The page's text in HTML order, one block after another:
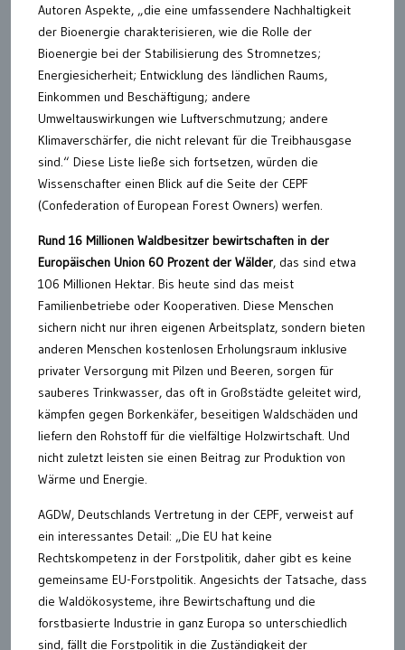
Autoren Aspekte, „die eine umfassendere Nachhaltigkeit
der Bioenergie charakterisieren, wie die Rolle der
Bioenergie bei der Stabilisierung des Stromnetzes;
Energiesicherheit; Entwicklung des ländlichen Raums,
Einkommen und Beschäftigung; andere
Umweltauswirkungen wie Luftverschmutzung; andere
Klimaverschärfer, die nicht relevant für die Treibhausgase
sind.“ Diese Liste ließe sich fortsetzen, würden die
Wissenschafter einen Blick auf die Seite der CEPF
(Confederation of European Forest Owners) werfen.
Rund 16 Millionen Waldbesitzer bewirtschaften in der
Europäischen Union 60 Prozent der Wälder, das sind etwa
106 Millionen Hektar. Bis heute sind das meist
Familienbetriebe oder Kooperativen. Diese Menschen
sichern nicht nur ihren eigenen Arbeitsplatz, sondern bieten
anderen Menschen kostenlosen Erholungsraum inklusive
privater Versorgung mit Pilzen und Beeren, sorgen für
sauberes Trinkwasser, das oft in Großstädte geleitet wird,
kämpfen gegen Borkenkäfer, beseitigen Waldschäden und
liefern den Rohstoff für die vielfältige Holzwirtschaft. Und
nicht zuletzt leisten sie einen Beitrag zur Produktion von
Wärme und Energie.
AGDW, Deutschlands Vertretung in der CEPF, verweist auf
ein interessantes Detail: „Die EU hat keine
Rechtskompetenz in der Forstpolitik, daher gibt es keine
gemeinsame EU-Forstpolitik. Angesichts der Tatsache, dass
die Waldökosysteme, ihre Bewirtschaftung und die
forstbasierte Industrie in ganz Europa so unterschiedlich
sind, fällt die Forstpolitik in die Zuständigkeit der